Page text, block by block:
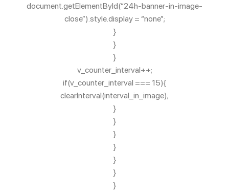
document.getElementById(“24h-banner-in-image-
close”).style.display = “none”;
}
}
}
v_counter_interval++;
if(v_counter_interval === 15){
clearInterval(interval_in_image);
}
}
}
}
}
}
}